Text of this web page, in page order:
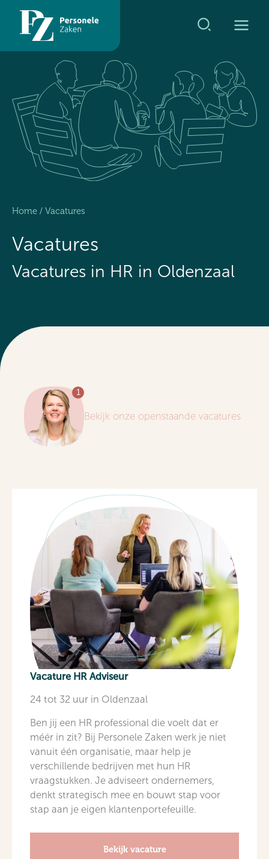
inhoud
Home / Vacatures
Vacatures
Vacatures in HR in Oldenzaal
Bekijk onze openstaande vacatures
Vacature HR Adviseur
24 tot 32 uur in Oldenzaal
Ben jij een HR professional die voelt dat er
méér in zit? Bij Personele Zaken werk je niet
vanuit één organisatie, maar help je
verschillende bedrijven met hun HR
vraagstukken. Je adviseert ondernemers,
denkt strategisch mee en bouwt stap voor
stap aan je eigen klantenportefeuille.
Bekijk vacature